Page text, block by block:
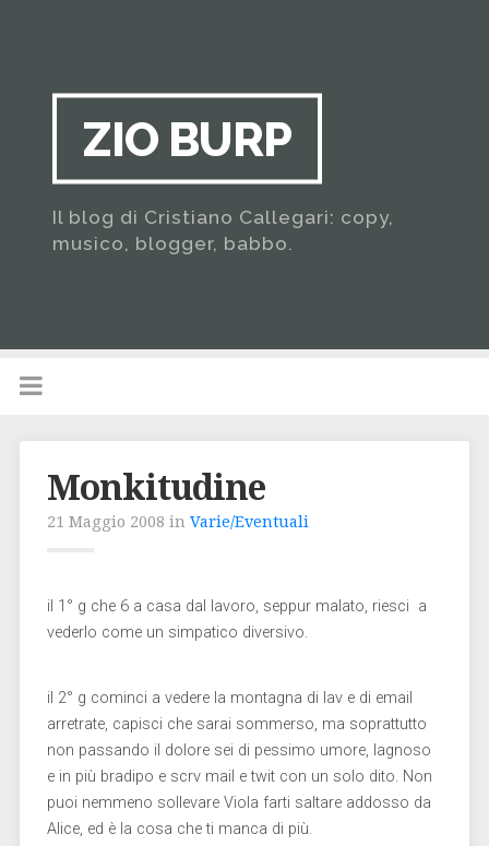
ZIO BURP
Il blog di Cristiano Callegari: copy,
musico, blogger, babbo.
Monkitudine
21 Maggio 2008 in Varie/Eventuali
il 1° g che 6 a casa dal lavoro, seppur malato, riesci a
vederlo come un simpatico diversivo.
il 2° g cominci a vedere la montagna di lav e di email
arretrate, capisci che sarai sommerso, ma soprattutto
non passando il dolore sei di pessimo umore, lagnoso
e in più bradipo e scrv mail e twit con un solo dito. Non
puoi nemmeno sollevare Viola farti saltare addosso da
Alice, ed è la cosa che ti manca di più.